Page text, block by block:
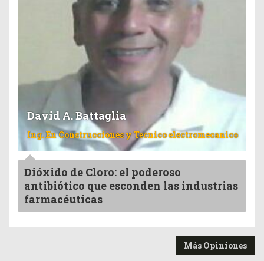
David A. Battaglia
Ing. En Construcciones y Tecnico electromecanico
Dióxido de Cloro: el poderoso
antibiótico que esconden las industrias
farmacéuticas
Más Opiniones